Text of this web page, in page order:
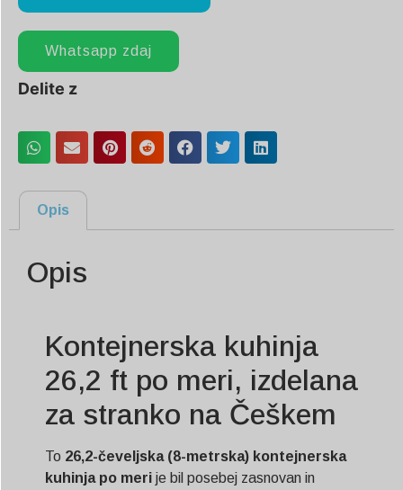
Whatsapp zdaj
Delite z
Opis
Opis
Kontejnerska kuhinja
26,2 ft po meri, izdelana
za stranko na Češkem
To 26,2-čeveljska (8-metrska) kontejnerska
kuhinja po meri je bil posebej zasnovan in